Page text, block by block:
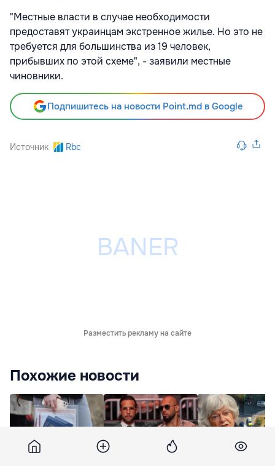
"Местные власти в случае необходимости
предоставят украинцам экстренное жилье. Но это не
требуется для большинства из 19 человек,
прибывших по этой схеме", - заявили местные
чиновники.
Подпишитесь на новости Point.md в Google
Источник Rbc
Разместить рекламу на сайте
Похожие новости
Более 60% беженцев Эндрю Тейта и его
В